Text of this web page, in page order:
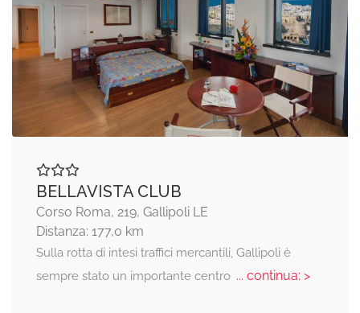
BELLAVISTA CLUB
Corso Roma, 219, Gallipoli LE
Distanza: 177,0 km
Sulla rotta di intesi traffici mercantili, Gallipoli è
sempre stato un importante centro... continua: >